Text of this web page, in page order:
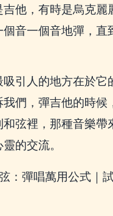
他，有時是烏克
音一個音地彈，
引人的地方在於它
們，彈吉他的時
弦裡，那種音樂
的交流。
：彈唱萬用公式｜